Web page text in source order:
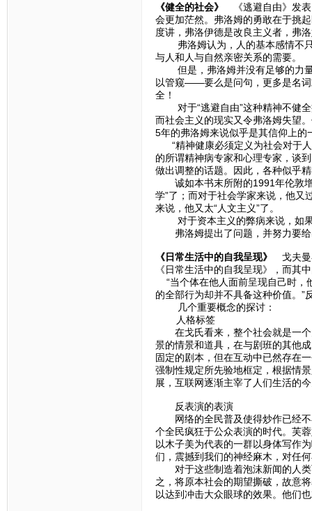
《健全的社会》
《逃避自由》发表
会更加茫然。弗洛姆的勇敢在于挑
度讲，弗洛伊德是改良主义者，弗
弗洛姆认为，人的基本感情不只
与人和人与自然亲密关系的需要
但是，弗洛姆并没有足够的力量
以管窥——要么是问句，更多是名词
全！
对于“逃避自由”这种精神不健全
而社会主义的现实又令弗洛姆失望
5年的弗洛姆来说似乎是其信仰上的
“精神健康必须定义为社会对于人
的所谓精神病专家和心理专家，谈
做出调整的话题。因此，各种似乎
诚如本书末所附的1991年伦敦增
学”了；而对于社会学家来说，他又
来说，他又太“人文主义”了。
对于资本主义的弊病来说，如果
弗洛姆提出了问题，并努力要给
《日常生活中的自我呈现》
戈夫曼
《日常生活中的自我呈现》，而其
“当个体在他人面前呈现自己时，
的全部行为却并不具备这种价值。”
几个重要概念的探讨：
人格标签
在戈氏看来，整个社会就是一个
景的情景和道具，在与剧班的其他
固定的剧本，但在互动中已然存在
强制性规定所先验地框定，根据情
展，互联网逐渐主宰了人们生活的
反表演的表演
网络的全民普及使得炒作已经不
个全民疯狂于公众表演的时代。芙
以木子美为代表的一群以身体写作
们，震撼到我们的神经麻木，对任
对于这些制造着泡沫新闻的人类
之，将原本社会的期望撕破，故意
以达到冲击大众眼球的效果。他们